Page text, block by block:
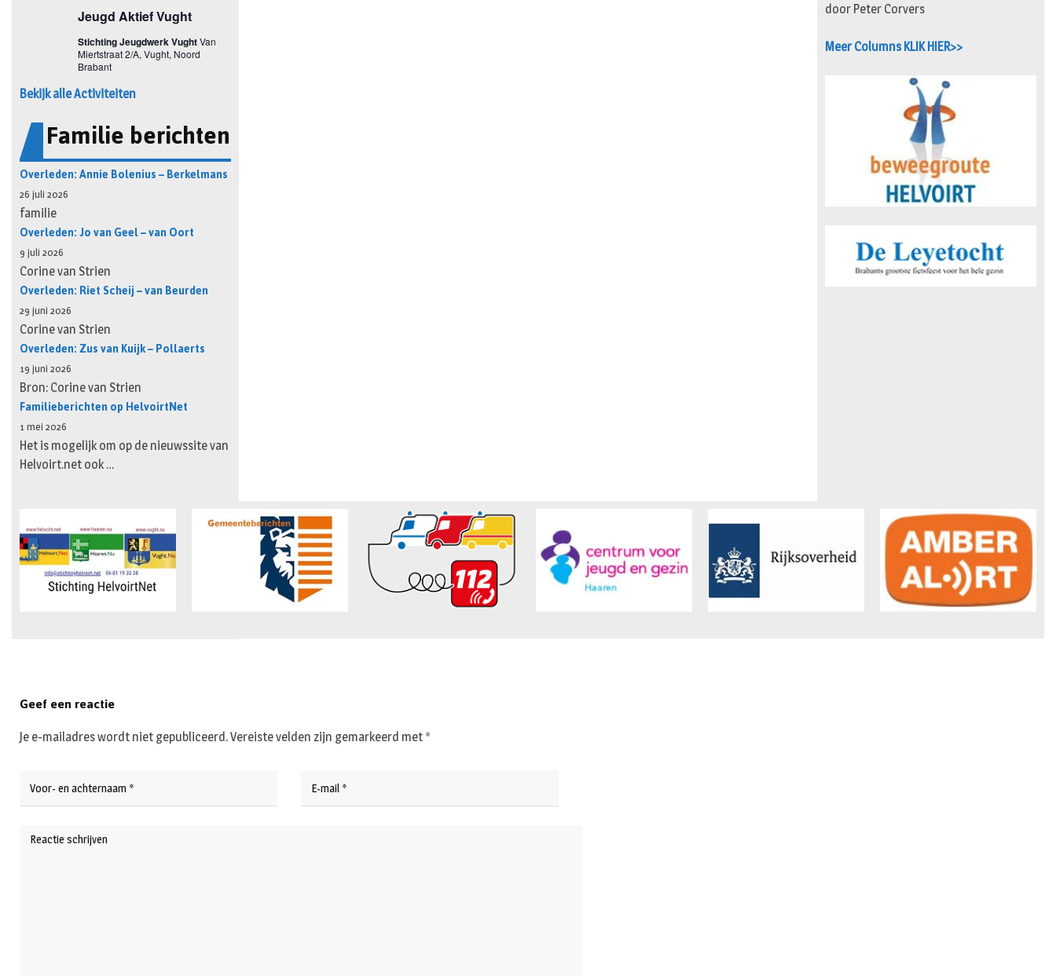
Bekijk alle Activiteiten
Familie berichten
Overleden: Annie Bolenius – Berkelmans
26 juli 2026
familie
Overleden: Jo van Geel – van Oort
9 juli 2026
Corine van Strien
Overleden: Riet Scheij – van Beurden
29 juni 2026
Corine van Strien
Overleden: Zus van Kuijk – Pollaerts
19 juni 2026
Bron: Corine van Strien
Familieberichten op HelvoirtNet
1 mei 2026
Het is mogelijk om op de nieuwssite van
Helvoirt.net ook …
door Peter Corvers
Meer Columns KLIK HIER>>
Geef een reactie
Je e-mailadres wordt niet gepubliceerd.Vereiste velden zijn gemarkeerd met *